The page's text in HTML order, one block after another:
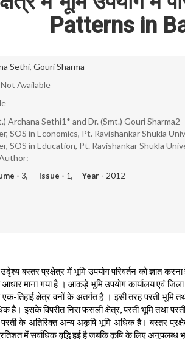
Patterns in
Sethi, Gouri Sharma
Available
Archana Sethi1* and Dr. (Smt.) Gouri Sharma2
SOS in Economics, Pt. Ravishankar Shukla
SOS in Education, Pt. Ravishankar Shukla
- 3, Issue - 1, Year - 2012
बस्तर प्रक्षेत्र में भूमि उपयोग परिवर्तन को
आधार माना गया है । आकड़े भूमि उपयोग कार्यालय एवं
तिहाई क्षेत्र वनों के अंतर्गत है । इसी तरह परती
है। इसके विपरीत निरा फसली क्षेत्र, परती भूमि तथा
परती के अतिरिक्त अन्य अकृषि भूमि अधिक है। बस्तर
में सर्वाधिक वृद्धि हुई है जबकि कृषि के लिए अनुपलब्ध